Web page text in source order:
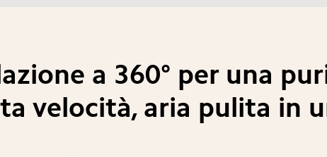
a 360° per una
velocità, aria pulita in